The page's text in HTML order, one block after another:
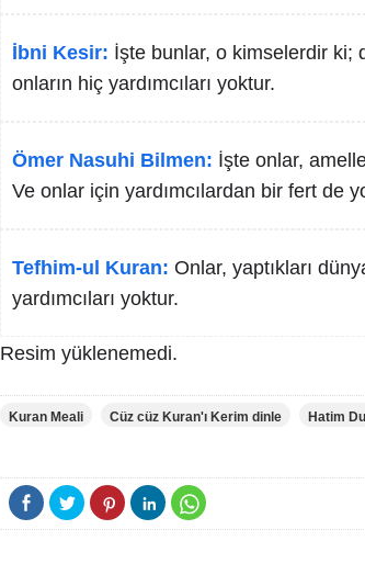
İbni Kesir: İşte bunlar, o kimselerdir ki;
onların hiç yardımcıları yoktur.
Ömer Nasuhi Bilmen: İşte onlar,
Ve onlar için yardımcılardan bir fert de
Tefhim-ul Kuran: Onlar, yaptıkları
yardımcıları yoktur.
Resim yüklenemedi.
Kuran Meali Cüz cüz Kuran'ı Kerim dinle Hatim